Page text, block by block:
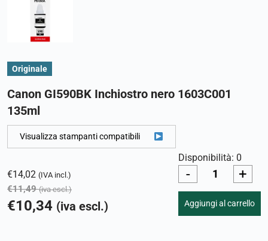
Originale
Canon GI590BK Inchiostro nero 1603C001
135ml
Visualizza stampanti compatibili
€14,02 (IVA incl.)
€11,49 (iva escl.)
€10,34 (iva escl.)
Disponibilità: 0
- +
Aggiungi al carrello